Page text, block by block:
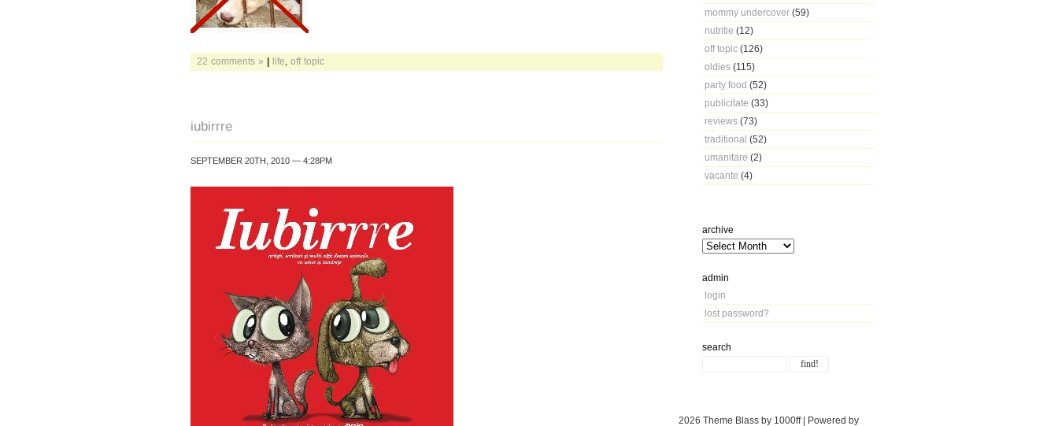
mommy undercover (59)
nutritie (12)
off topic (126)
oldies (115)
party food (52)
publicitate (33)
reviews (73)
traditional (52)
umanitare (2)
vacante (4)
archive
admin
login
lost password?
search
22 comments » | life off topic
iubirrre
SEPTEMBER 20TH, 2010 — 4:28PM
2026 Theme Blass by 1000ff | Powered by